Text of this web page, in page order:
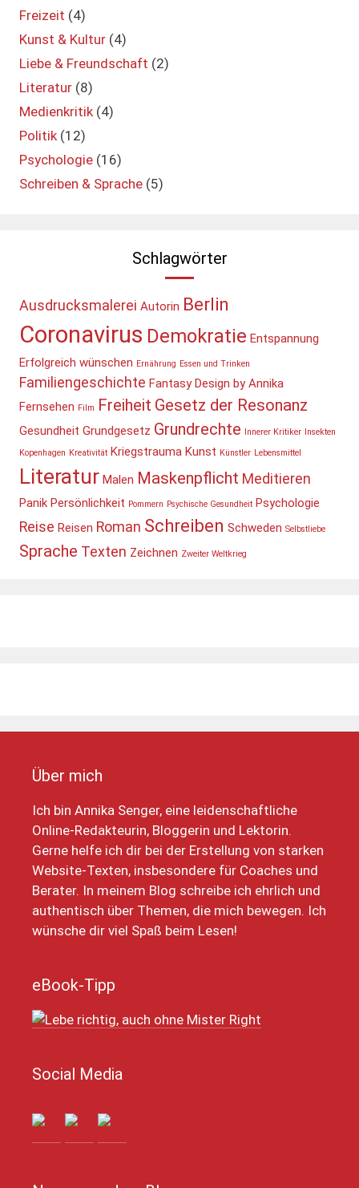
Freizeit (4)
Kunst & Kultur (4)
Liebe & Freundschaft (2)
Literatur (8)
Medienkritik (4)
Politik (12)
Psychologie (16)
Schreiben & Sprache (5)
Schlagwörter
Ausdrucksmalerei Autorin Berlin
Coronavirus Demokratie Entspannung
Erfolgreich wünschen Ernährung Essen und Trinken
Familiengeschichte Fantasy Design by Annika
Fernsehen Film Freiheit Gesetz der Resonanz
Gesundheit Grundgesetz Grundrechte Innerer Kritiker Insekten
Kopenhagen Kreativität Kriegstrauma Kunst Künstler Lebensmittel
Literatur Malen Maskenpflicht Meditieren
Panik Persönlichkeit Pommern Psychische Gesundheit Psychologie
Reise Reisen Roman Schreiben Schweden Selbstliebe
Sprache Texten Zeichnen Zweiter Weltkrieg
Über mich
Ich bin Annika Senger, eine leidenschaftliche
Online-Redakteurin, Bloggerin und Lektorin.
Gerne helfe ich dir bei der Erstellung von starken
Website-Texten, insbesondere für Coaches und
Berater. In meinem Blog schreibe ich ehrlich und
authentisch über Themen, die mich bewegen. Ich
wünsche dir viel Spaß beim Lesen!
eBook-Tipp
Social Media